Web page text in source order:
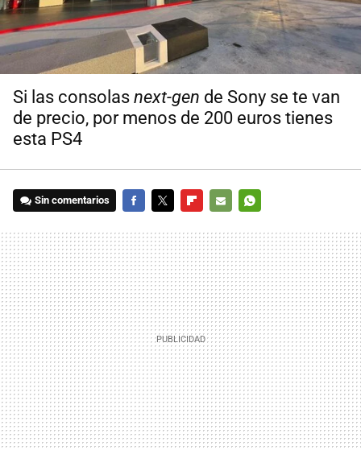
Si las consolas next-gen de Sony se te van
de precio, por menos de 200 euros tienes
esta PS4
Sin comentarios
MAIL